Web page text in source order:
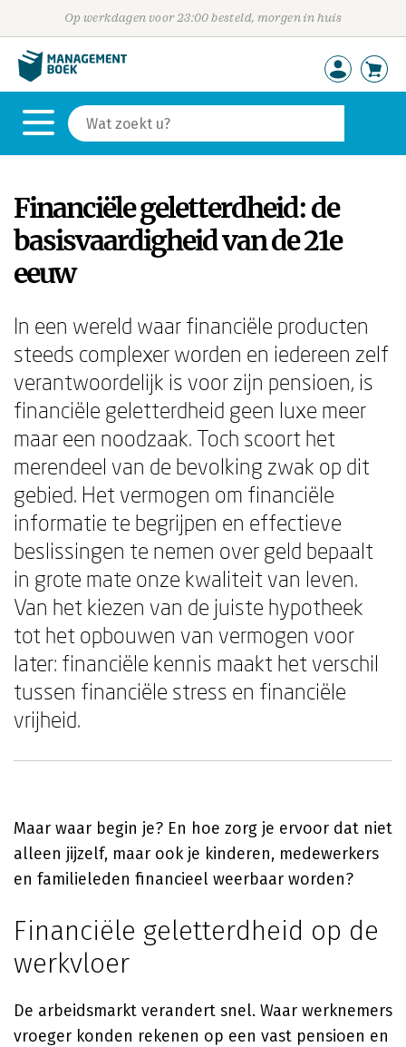
Op werkdagen voor 23:00 besteld, morgen in huis
Financiële geletterdheid: de
basisvaardigheid van de 21e
eeuw
In een wereld waar financiële producten
steeds complexer worden en iedereen zelf
verantwoordelijk is voor zijn pensioen, is
financiële geletterdheid geen luxe meer
maar een noodzaak. Toch scoort het
merendeel van de bevolking zwak op dit
gebied. Het vermogen om financiële
informatie te begrijpen en effectieve
beslissingen te nemen over geld bepaalt
in grote mate onze kwaliteit van leven.
Van het kiezen van de juiste hypotheek
tot het opbouwen van vermogen voor
later: financiële kennis maakt het verschil
tussen financiële stress en financiële
vrijheid.
Maar waar begin je? En hoe zorg je ervoor dat niet
alleen jijzelf, maar ook je kinderen, medewerkers
en familieleden financieel weerbaar worden?
Financiële geletterdheid op de
werkvloer
De arbeidsmarkt verandert snel. Waar werknemers
vroeger konden rekenen op een vast pensioen en